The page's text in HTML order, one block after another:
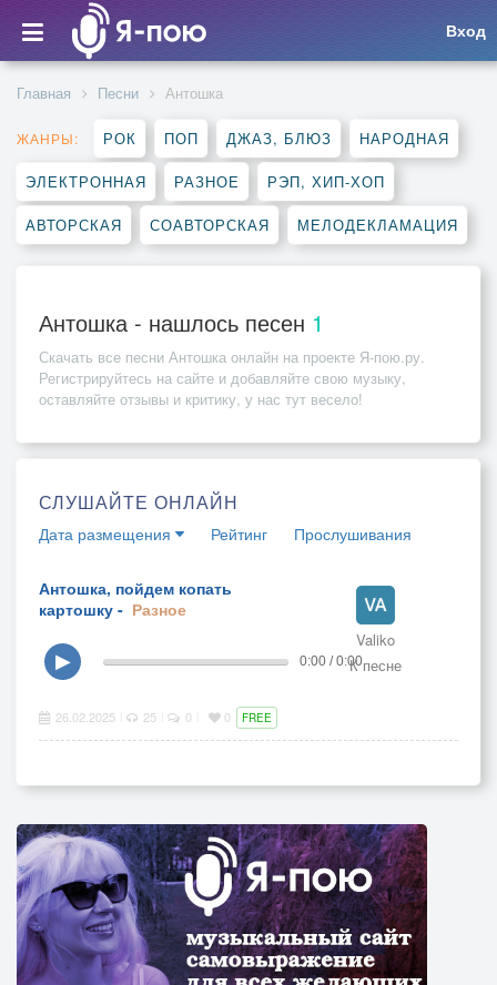
Вход
Главная Песни Антошка
ЖАНРЫ: РОК ПОП ДЖАЗ, БЛЮЗ НАРОДНАЯ
ЭЛЕКТРОННАЯ РАЗНОЕ РЭП, ХИП-ХОП
АВТОРСКАЯ СОАВТОРСКАЯ МЕЛОДЕКЛАМАЦИЯ
Антошка - нашлось песен 1
Скачать все песни Антошка онлайн на проекте Я-пою.ру.
Регистрируйтесь на сайте и добавляйте свою музыку,
оставляйте отзывы и критику, у нас тут весело!
СЛУШАЙТЕ ОНЛАЙН
Дата размещения Рейтинг Прослушивания
Антошка, пойдем копать
картошку - Разное
Valiko
К песне
▶ 0:00 / 0:00
26.02.2025 25 0 0 FREE